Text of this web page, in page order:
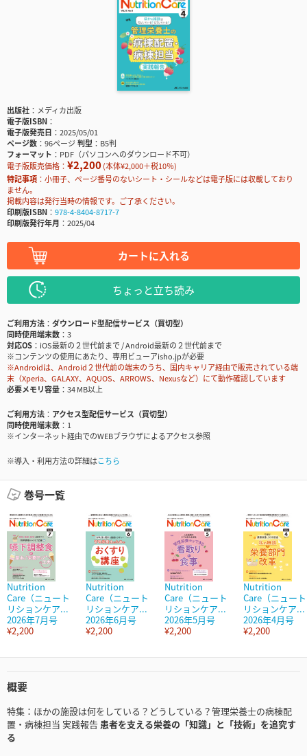
出版社
メディカ出版
電子版ISBN
電子版発売日
2025/05/01
ページ数
96ページ判型
B5判
フォーマット
PDF（パソコンへのダウンロード不可）
電子版販売価格： ¥2,200(本体¥2,000＋税10％)
特記事項
小冊子、ページ番号のないシート・シールなどは電子版には収載しており
ません。
掲載内容は発行当時の情報です。ご了承ください。
印刷版ISBN
978-4-8404-8717-7
印刷版発行年月
2025/04
カートに入れる
ちょっと立ち読み
ご利用方法
ダウンロード型配信サービス（買切型）
同時使用端末数
3
対応OS
iOS最新の２世代前まで / Android最新の２世代前まで
※コンテンツの使用にあたり、専用ビューアisho.jpが必要
※Androidは、Android２世代前の端末のうち、国内キャリア経由で販売されている端
末（Xperia、GALAXY、AQUOS、ARROWS、Nexusなど）にて動作確認しています
必要メモリ容量
34 MB以上
ご利用方法
アクセス型配信サービス（買切型）
同時使用端末数
1
※インターネット経由でのWEBブラウザによるアクセス参照
※導入・利用方法の詳細はこちら
巻号一覧
Nutrition
Care（ニュート
リションケア...
2026年7月号
¥2,200
Nutrition
Care（ニュート
リションケア...
2026年6月号
¥2,200
Nutrition
Care（ニュート
リションケア...
2026年5月号
¥2,200
Nutrition
Care（ニュート
リションケア...
2026年4月号
¥2,200
概要
特集：ほかの施設は何をしている？どうしている？管理栄養士の病棟配
置・病棟担当 実践報告 患者を支える栄養の「知識」と「技術」を追究す
る